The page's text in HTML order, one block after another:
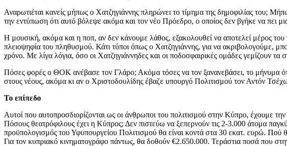
Αναρωτιέται κανείς μήπως ο Χατζηγιάννης πληρώνει το τίμημα της δημοφιλίας του;
την εντύπωση ότι αυτό βόλεψε ακόμα και τον νέο Πρόεδρο, ο οποίος δεν βγήκε να πει
Η μουσική, ακόμα και η ποπ, αν δεν κάνουμε λάθος, εξακολουθεί να αποτελεί μέρος του
πλειοψηφία του πληθυσμού. Κάτι τύποι όπως ο Χατζηγιάννης, για να ακριβολογούμε,
χρόνο. Με λίγα λόγια, όσο οι Χατζηγιάννηδες και οι ποδοσφαιρικές ομάδες γεμίζουν τα
Πόσες φορές ο ΘΟΚ ανέβασε τον Γλάρο; Ακόμα τόσες να τον ξανανεβάσει, το μήνυμα
στους νέους, ακόμα κι αν ο Χριστοδουλίδης έβαζε υπουργό Πολιτισμού τον Αντόν
Το επίπεδο
Αυτοί που αυτοπροσδιορίζονται ως οι άνθρωποι του πολιτισμού στην Κύπρο, έχουμε
Πόσους θεατρόφιλους έχει η Κύπρος; Δεν πιστεύω να ξεπερνούν τις 2-3.000 άτομα
προϋπολογισμός του Υφυπουργείου Πολιτισμού θα είναι κοντά στα 30 εκατ. ευρώ.
Για τον κυπριακό κινηματογράφο πάντως, θα δοθούν €2.650.000. Τεράστια ποσά που